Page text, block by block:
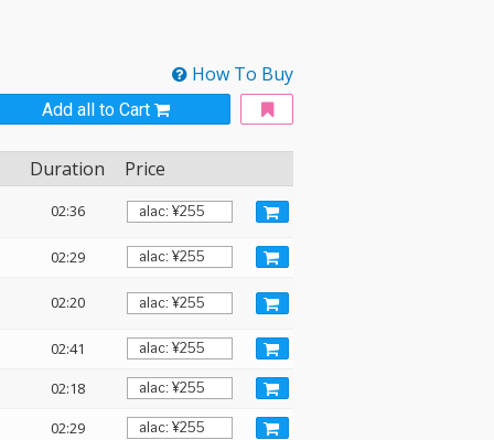
How To Buy
Add all to Cart
Duration Price
02:36
02:29
02:20
02:41
02:18
02:29